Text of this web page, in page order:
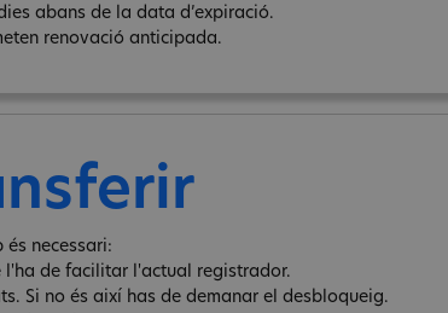
abans de la data d’expiració.
renovació anticipada.
és necessari:
l'ha de facilitar l'actual registrador.
Si no és així has de demanar el desbloqueig.